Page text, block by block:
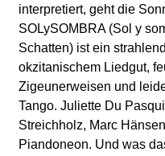
interpretiert, geht die
SOLySOMBRA (Sol y
Schatten) ist ein
okzitanischem Liedgut,
Zigeunerweisen und
Tango. Juliette Du
Streichholz, Marc
Piandoneon. Und was